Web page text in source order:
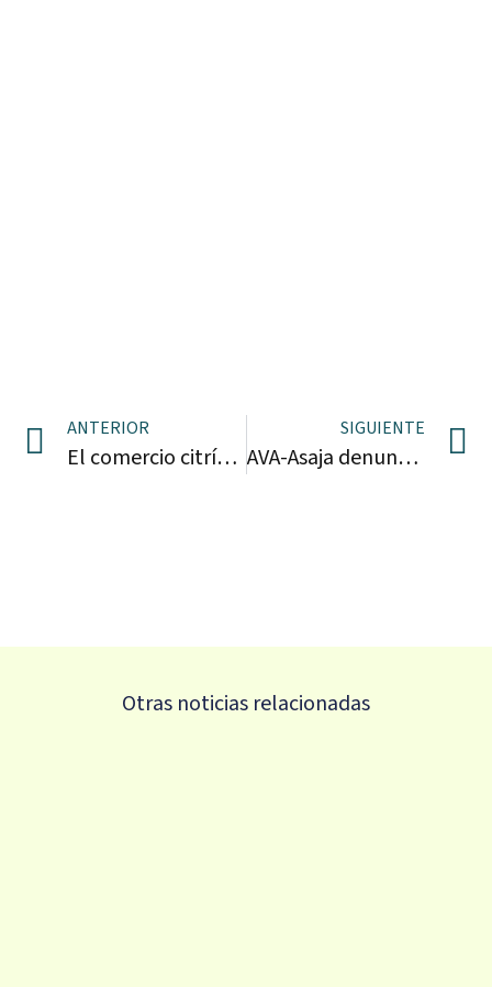
ANTERIOR
El comercio citrícola augura graves pérdidas por el ‘cotonet’
SIGUIENTE
AVA-Asaja denuncia una ola de robos de aguacates que se venden en mercadillos locales
Otras noticias relacionadas